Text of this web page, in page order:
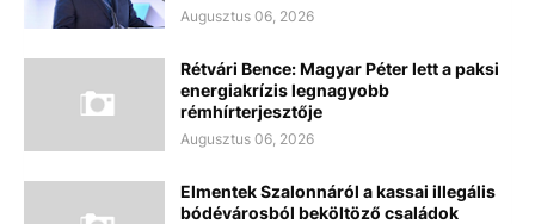
Augusztus 06, 2026
Rétvári Bence: Magyar Péter lett a paksi
energiakrízis legnagyobb
rémhírterjesztője
Augusztus 06, 2026
Elmentek Szalonnáról a kassai illegális
bódévárosból beköltöző családok